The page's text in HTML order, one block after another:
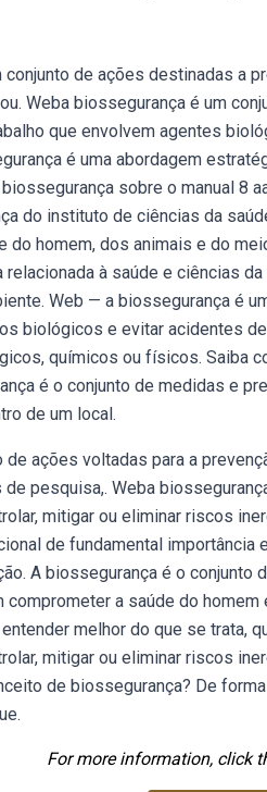
de ações destinadas a
Weba biossegurança é um
que envolvem agentes
é uma abordagem
sobre o manual 8
do instituto de ciências da
do homem, dos animais e do
à saúde e ciências
Web — a biossegurança é
biológicos e evitar acidentes
químicos ou físicos. Saiba
é o conjunto de medidas e
de um local.
ações voltadas para a
pesquisa,. Weba
mitigar ou eliminar riscos
de fundamental
A biossegurança é o conjunto
a saúde do
melhor do que se trata,
mitigar ou eliminar riscos
de biossegurança? De
For more information, click